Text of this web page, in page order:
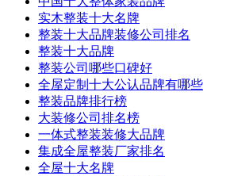
实木整装十大名牌
整装十大品牌装修公司排名
整装十大品牌
整装公司哪些口碑好
全屋定制十大公认品牌有哪些
整装品牌排行榜
大装修公司排名榜
一体式整装装修大品牌
集成全屋整装厂家排名
全屋十大名牌